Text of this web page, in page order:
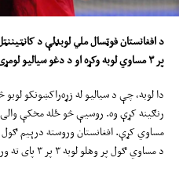
د افغانستان فوټسال ملي لوبډلې د
پر۳مساوي لوبه وکړه او د دغو سیالیو
دا لوبه، چې د سیالیو له زړه‌راکښونکو
رنګینه کړې وه. روسیې څو ځله مخکې والی
د مساوي ګول پر وهلو لوبه ۳ پر ۳ پای ته ورسوله.